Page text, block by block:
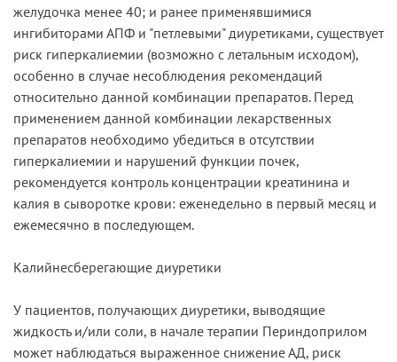
желудочка менее 40; и ранее применявшимися
ингибиторами АПФ и "петлевыми" диуретиками, существует
риск гиперкалиемии (возможно с летальным исходом),
особенно в случае несоблюдения рекомендаций
относительно данной комбинации препаратов. Перед
применением данной комбинации лекарственных
препаратов необходимо убедиться в отсутствии
гиперкалиемии и нарушений функции почек,
рекомендуется контроль концентрации креатинина и
калия в сыворотке крови: еженедельно в первый месяц и
ежемесячно в последующем.
Калийнесберегающие диуретики
У пациентов, получающих диуретики, выводящие
жидкость и/или соли, в начале терапии Периндоприлом
может наблюдаться выраженное снижение АД, риск